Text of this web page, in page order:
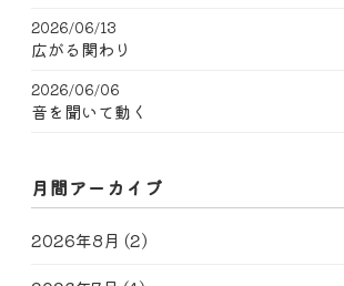
2026/06/13
広がる関わり
2026/06/06
音を聞いて動く
月間アーカイブ
2026年8月 (2)